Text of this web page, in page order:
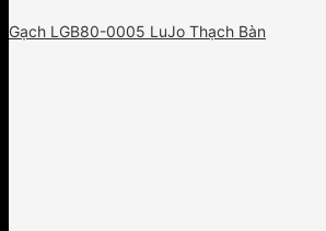
Gạch LGB80-0005 LuJo Thạch Bàn